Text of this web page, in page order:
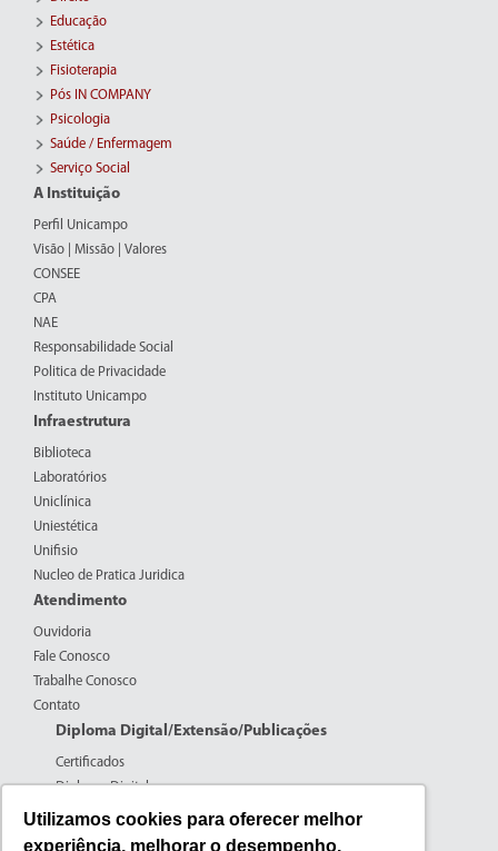
Utilizamos cookies para oferecer melhor
experiência, melhorar o desempenho,
Educação
Estética
Fisioterapia
Pós IN COMPANY
Psicologia
Saúde / Enfermagem
Serviço Social
A Instituição
Perfil Unicampo
Visão | Missão | Valores
CONSEE
CPA
NAE
Responsabilidade Social
Politica de Privacidade
Instituto Unicampo
Infraestrutura
Biblioteca
Laboratórios
Uniclínica
Uniestética
Unifisio
Nucleo de Pratica Juridica
Atendimento
Ouvidoria
Fale Conosco
Trabalhe Conosco
Contato
Diploma Digital/Extensão/Publicações
Certificados
Diploma Digital
Formulários CPERS
Extensão